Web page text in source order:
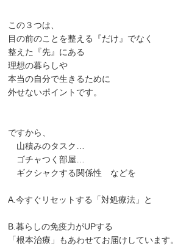
この３つは、
目の前のことを整える『だけ』でなく
整えた『先』にある
理想の暮らしや
本当の自分で生きるために
外せないポイントです。
ですから、
山積みのタスク…
ゴチャつく部屋…
ギクシャクする関係性 などを
A.今すぐリセットする「対処療法」と
B.暮らしの免疫力がUPする
「根本治療」もあわせてお届けしています。